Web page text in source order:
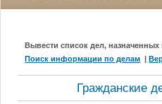
Вывести список дел, назначенных
Поиск информации по делам |
Гражданские